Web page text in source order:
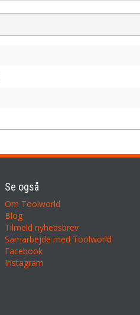
Se også
Om Toolworld
Blog
Tilmeld nyhedsbrev
Samarbejde med Toolworld
Facebook
Instagram